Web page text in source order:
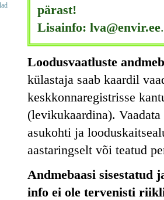
pärast!
Lisainfo: lva@envir.ee.
Loodusvaatluste
külastaja saab kaardil
keskkonnaregistrisse
(levikukaardina).
asukohti ja
aastaringselt või teatud
Andmebaasi sisestatud
info ei ole tervenisti